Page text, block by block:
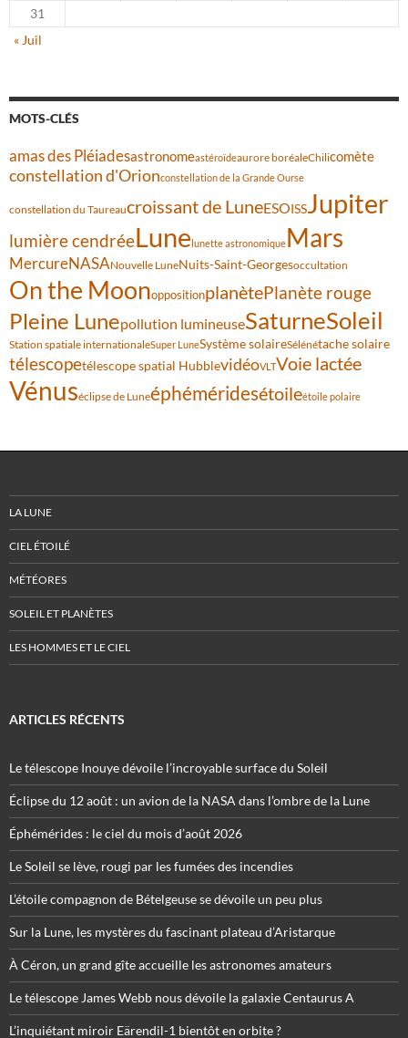
31
« Juil
MOTS-CLÉS
amas des Pléiadesastronomeastéroïdeaurore boréaleChilicomète
constellation d'Orionconstellation de la Grande Ourse
constellation du Taureaucroissant de LuneESOISSJupiter
lumière cendréeLune lunette astronomiqueMars
MercureNASANouvelle LuneNuits-Saint-Georgesoccultation
On the MoonoppositionplanètePlanète rouge
Pleine Lunepollution lumineuseSaturneSoleil
Station spatiale internationaleSuper LuneSystème solaireSélénétache solaire
télescopetélescope spatial HubblevidéoVLTVoie lactée
Vénuséclipse de Luneéphéméridesétoileétoile polaire
LA LUNE
CIEL ÉTOILÉ
MÉTÉORES
SOLEIL ET PLANÈTES
LES HOMMES ET LE CIEL
ARTICLES RÉCENTS
Le télescope Inouye dévoile l’incroyable surface du Soleil
Éclipse du 12 août : un avion de la NASA dans l’ombre de la Lune
Éphémérides : le ciel du mois d’août 2026
Le Soleil se lève, rougi par les fumées des incendies
L’étoile compagnon de Bételgeuse se dévoile un peu plus
Sur la Lune, les mystères du fascinant plateau d’Aristarque
À Céron, un grand gîte accueille les astronomes amateurs
Le télescope James Webb nous dévoile la galaxie Centaurus A
L’inquiétant miroir Eärendil-1 bientôt en orbite ?